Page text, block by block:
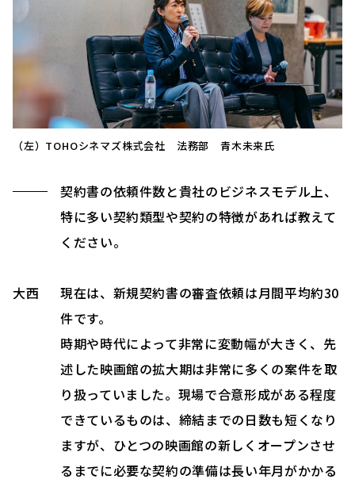
（左）TOHOシネマズ株式会社 法務部 青木未来氏
契約書の依頼件数と貴社のビジネスモデル上、
特に多い契約類型や契約の特徴があれば教えて
ください。
大西
現在は、新規契約書の審査依頼は月間平均約30
件です。
時期や時代によって非常に変動幅が大きく、先
述した映画館の拡大期は非常に多くの案件を取
り扱っていました。現場で合意形成がある程度
できているものは、締結までの日数も短くなり
ますが、ひとつの映画館の新しくオープンさせ
るまでに必要な契約の準備は長い年月がかかる